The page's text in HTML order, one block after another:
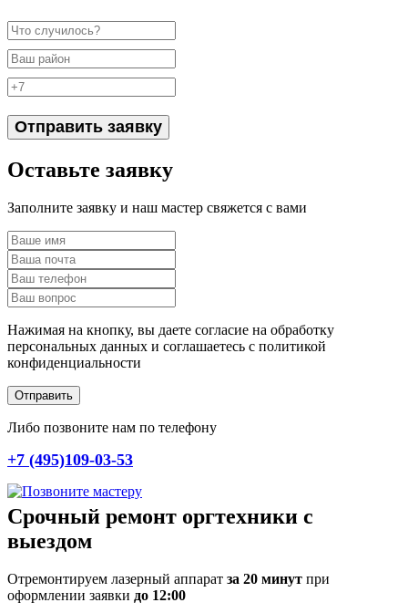
Отправить заявку
Оставьте заявку
Заполните заявку и наш мастер свяжется с вами
Нажимая на кнопку, вы даете согласие на обработку
персональных данных и соглашаетесь c политикой
конфиденциальности
Отправить
Либо позвоните нам по телефону
+7 (495)109-03-53
Срочный ремонт оргтехники с
выездом
Отремонтируем лазерный аппарат за 20 минут при
оформлении заявки до 12:00